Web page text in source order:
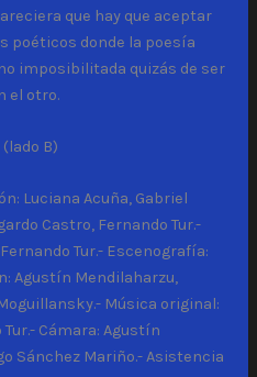
que hay que aceptar
poéticos donde la poesía
imposibilitada quizás de ser
el otro.
B)
Luciana Acuña, Gabriel
Castro, Fernando Tur.-
Tur.- Escenografía:
Agustín Mendilaharzu,
Música original:
Cámara: Agustín
Sánchez Mariño.- Asistencia